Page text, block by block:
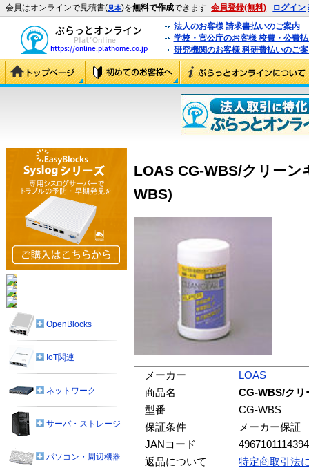
会員はオンラインで見積書(見本)を無料で作成できます 会員登録(無料) ログイン
法人のお客様 請求書払いのご案内
学校・官公庁のお客様 校費・公費
研究機関のお客様 科研費払いのご
LOAS CG-WBS/クリー
WBS)
メーカー
LOAS
商品名
CG-WBS/クリ
型番
CG-WBS
保証条件
メーカー保証
JANコード
4967101114394
返品について
特定商取引法
OpenBlocks
IoT関連
ネットワーク
サーバ・ストレージ
パソコン・周辺機器